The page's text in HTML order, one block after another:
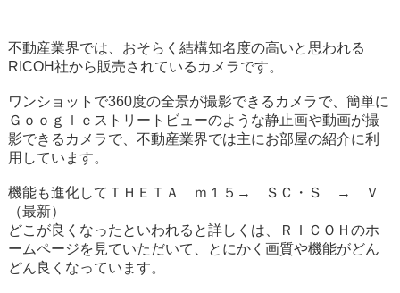
不動産業界では、おそらく結構知名度の高いと思われる
RICOH社から販売されているカメラです。
ワンショットで360度の全景が撮影できるカメラで、簡単に
Ｇｏｏｇｌｅストリートビューのような静止画や動画が撮
影できるカメラで、不動産業界では主にお部屋の紹介に利
用しています。
機能も進化してＴＨＥＴＡ ｍ１５→ ＳＣ・Ｓ → Ｖ
（最新）
どこが良くなったといわれると詳しくは、ＲＩＣＯＨのホ
ームページを見ていただいて、とにかく画質や機能がどん
どん良くなっています。